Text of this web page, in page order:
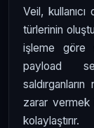
Veil,
türlerinin
işleme göre
payload
zarar vermek